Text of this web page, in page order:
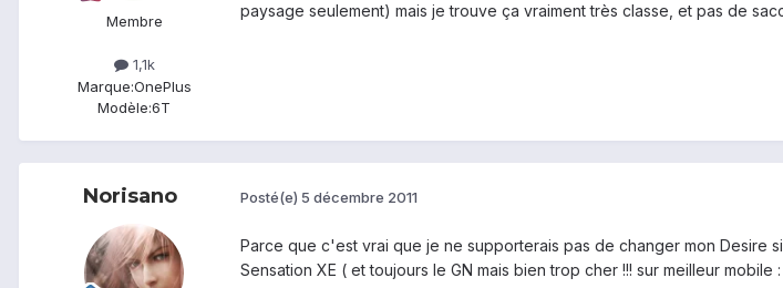
Membre
1,1k
Marque:OnePlus
Modèle:6T
paysage seulement) mais je trouve ça vraiment très classe, et pas de
Norisano Posté(e) 5 décembre 2011
Parce que c'est vrai que je ne supporterais pas de changer mon Desire
Sensation XE ( et toujours le GN mais bien trop cher !!! sur meilleur